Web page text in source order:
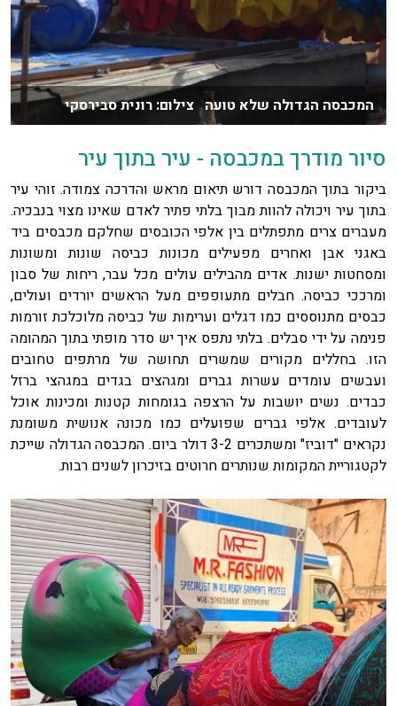
המכבסה הגדולה שלא טועה צילום: רונית סבירסקי
סיור מודרך במכבסה - עיר בתוך עיר
ביקור בתוך המכבסה דורש תיאום מראש והדרכה צמודה. זוהי עיר
בתוך עיר ויכולה להוות מבוך בלתי פתיר לאדם שאינו מצוי בנבכיה.
מעברים צרים מתפתלים בין אלפי הכובסים שחלקם מכבסים ביד
באגני אבן ואחרים מפעילים מכונות כביסה שונות ומשונות
ומסחטות ישנות. אדים מהבילים עולים מכל עבר, ריחות של סבון
ומרככי כביסה. חבלים מתעופפים מעל הראשים יורדים ועולים,
כבסים מתנוססים כמו דגלים וערימות של כביסה מלוכלכת זורמות
פנימה על ידי סבלים. בלתי נתפס איך יש סדר מופתי בתוך המהומה
הזו. בחללים מקורים שמשרים תחושה של מרתפים טחובים
ועבשים עומדים עשרות גברים ומגהצים בגדים במגהצי ברזל
כבדים. נשים יושבות על הרצפה בגומחות קטנות ומכינות אוכל
לעובדים. אלפי גברים שפועלים כמו מכונה אנושית משומנת
נקראים "דוביז" ומשתכרים 3-2 דולר ביום. המכבסה הגדולה שייכת
לקטגוריית המקומות שנותרים חרוטים בזיכרון לשנים רבות.